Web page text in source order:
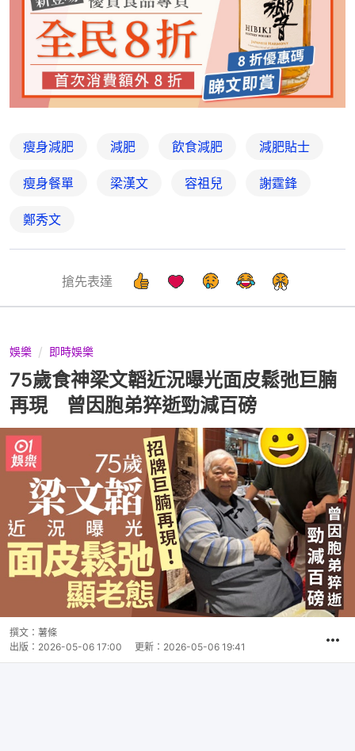
瘦身減肥 減肥 飲食減肥 減肥貼士
瘦身餐單 梁漢文 容祖兒 謝霆鋒
鄭秀文
搶先表達
娛樂 即時娛樂
75歲食神梁文韜近況曝光面皮鬆弛巨腩
再現 曾因胞弟猝逝勁減百磅
撰文： 薯條
出版： 2026-05-06 17:00 更新： 2026-05-06 19:41